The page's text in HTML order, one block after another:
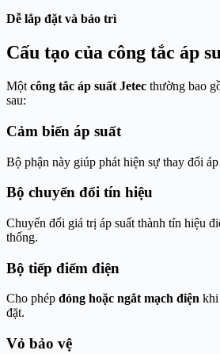
Dễ lắp đặt và bảo trì
Cấu tạo của công tắc áp
Một công tắc áp suất Jetec thường bao
sau:
Cảm biến áp suất
Bộ phận này giúp phát hiện sự thay đổi
Bộ chuyển đổi tín hiệu
Chuyển đổi giá trị áp suất thành tín hiệu
thống.
Bộ tiếp điểm điện
Cho phép đóng hoặc ngắt mạch điện khi
đặt.
Vỏ bảo vệ